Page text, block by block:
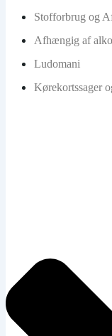
Stofforbrug og
Afhængig af
Ludomani
Kørekortssager